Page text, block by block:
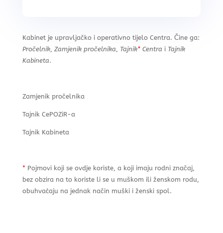
Kabinet je upravljačko i operativno tijelo Centra. Čine ga:
Pročelnik, Zamjenik pročelnika, Tajnik*Centra i Tajnik
Kabineta.
Zamjenik pročelnika
Tajnik CePOZiR-a
Tajnik Kabineta
* Pojmovi koji se ovdje koriste, a koji imaju rodni značaj,
bez obzira na to koriste li se u muškom ili ženskom rodu,
obuhvaćaju na jednak način muški i ženski spol.